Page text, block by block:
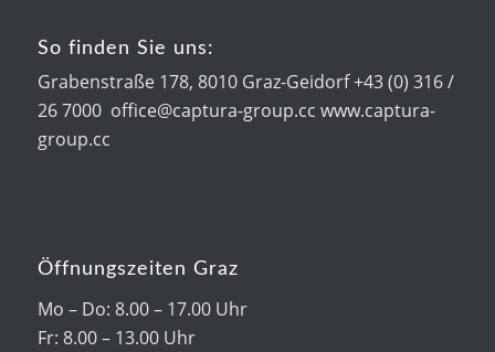
So finden Sie uns:
Grabenstraße 178, 8010 Graz-Geidorf +43 (0) 316 /
26 7000 office@captura-group.cc www.captura-
group.cc
Öffnungszeiten Graz
Mo – Do: 8.00 – 17.00 Uhr
Fr: 8.00 – 13.00 Uhr